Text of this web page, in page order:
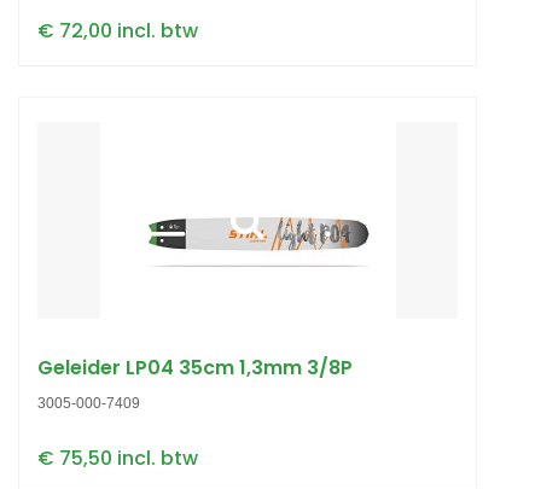
€ 72,00 incl. btw
Geleider LP04 35cm 1,3mm 3/8P
3005-000-7409
€ 75,50 incl. btw